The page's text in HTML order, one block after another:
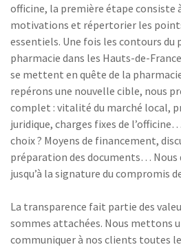
officine, la première étape consiste
motivations et répertorier les
essentiels. Une fois les contours du
pharmacie dans les Hauts-de-
se mettent en quête de la
repérons une nouvelle cible, nous
complet : vitalité du marché local,
juridique, charges fixes de
choix ? Moyens de financement,
préparation des documents… Nous
jusqu’à la signature du compromis
La transparence fait partie des
sommes attachées. Nous mettons
communiquer à nos clients toutes